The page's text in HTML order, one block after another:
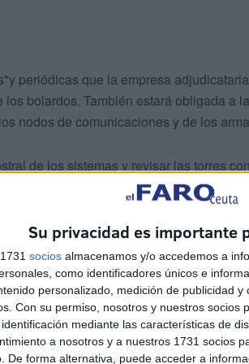
Su privacidad es importante
socios almacenamos y/o accedemos a
como identificadores únicos e
personalizado, medición de publicidad
Con su permiso, nosotros y nuestros socios
mediante las características de
a nosotros y a nuestros 1731 socios
De forma alternativa, puede acceder a
periódicas que la empresa
bolardos. También estará obligada a
nodos de comunicaciones y de los
de los sistemas y revisar las torres
limpiarán mensualmente, excepto las
El documento también
y el sistema operativo entre otras
“en la reparación puntual y en el menor
una anomalía, disfunción o
desde el mantenimiento del software y
También incluyen el
un peligro para transeúntes o la